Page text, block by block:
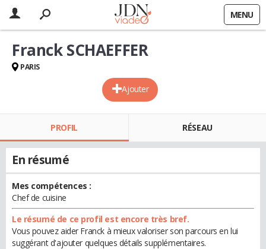
MENU
Ajouter
Franck SCHAEFFER
PARIS
PROFIL RÉSEAU
En résumé
Mes compétences :
Chef de cuisine
Le résumé de ce profil est encore très bref.
Vous pouvez aider Franck à mieux valoriser son parcours en lui
suggérant d'ajouter quelques détails supplémentaires.